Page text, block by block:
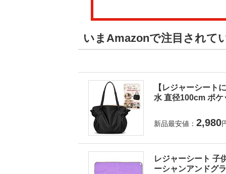
いまAmazonで注目されて
【レジャーシート
水 直径100cm ポ
新品最安値： 2,980
レジャーシート 子
ーシャンアンドグ